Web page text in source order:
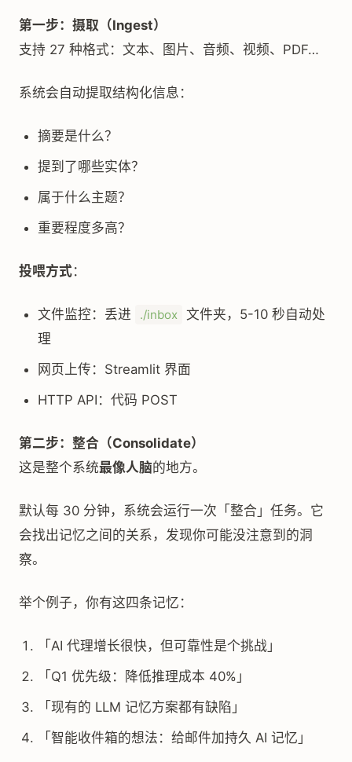
第一步：摄取（Ingest）
支持 27 种格式：文本、图片、音频、视频、PDF…
系统会自动提取结构化信息：
摘要是什么？
提到了哪些实体？
属于什么主题？
重要程度多高？
投喂方式：
文件监控：丢进 ./inbox 文件夹，5-10 秒自动处
理
网页上传：Streamlit 界面
HTTP API：代码 POST
第二步：整合（Consolidate）
这是整个系统最像人脑的地方。
默认每 30 分钟，系统会运行一次「整合」任务。它
会找出记忆之间的关系，发现你可能没注意到的洞
察。
举个例子，你有这四条记忆：
「AI 代理增长很快，但可靠性是个挑战」
「Q1 优先级：降低推理成本 40%」
「现有的 LLM 记忆方案都有缺陷」
「智能收件箱的想法：给邮件加持久 AI 记忆」